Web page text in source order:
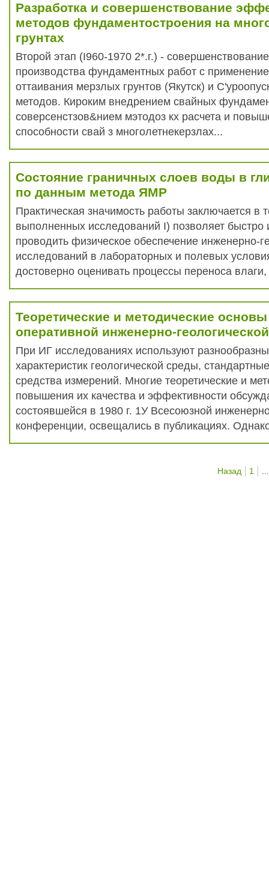
Разработка и совершенствование
методов фундаментостроения на
грунтах
Второй этап (I960-1970 2*.г.) -
производства фундаментных работ с
оттаивания мерзлых грунтов (Якутск) и
методов. Кироким внедрением свайных
соверсенстзов&нием мэтодоз кх расчета и
способности свай з многолетнекерзлах...
Состояние граничных слоев воды в
по данным метода ЯМР
Практическая значимость работы заключается в
выполненных исследований I) позволяет
проводить физическое обеспечение инженерно-
исследований в лабораторных и полевых
достоверно оценивать процессы переноса
Теоретические и методические
оперативной инженерно-
При ИГ исследованиях используют
характеристик геологической среды,
средства измерений. Многие теоретические и
повышения их качества и эффективности
состоявшейся в 1980 г. 1У Всесоюзной
конференции, освещались в публикациях.
Назад 1